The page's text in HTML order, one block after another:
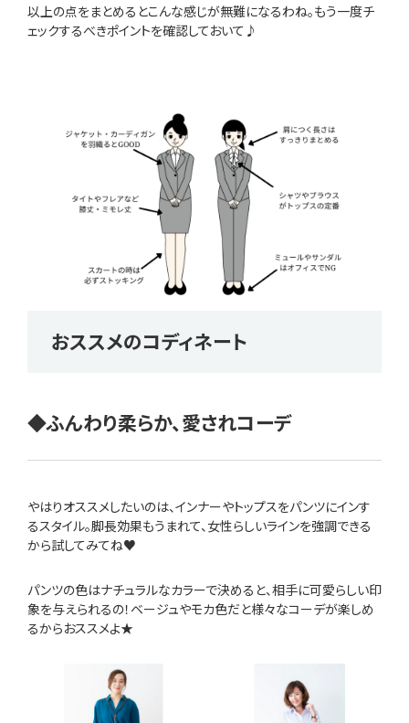
以上の点をまとめるとこんな感じが無難になるわね。もう一度チ
ェックするべきポイントを確認しておいて♪
おススメのコディネート
◆ふんわり柔らか、愛されコーデ
やはりオススメしたいのは、インナーやトップスをパンツにインす
るスタイル。脚長効果もうまれて、女性らしいラインを強調できる
から試してみてね♥
パンツの色はナチュラルなカラーで決めると、相手に可愛らしい印
象を与えられるの！ベージュやモカ色だと様々なコーデが楽しめ
るからおススメよ★